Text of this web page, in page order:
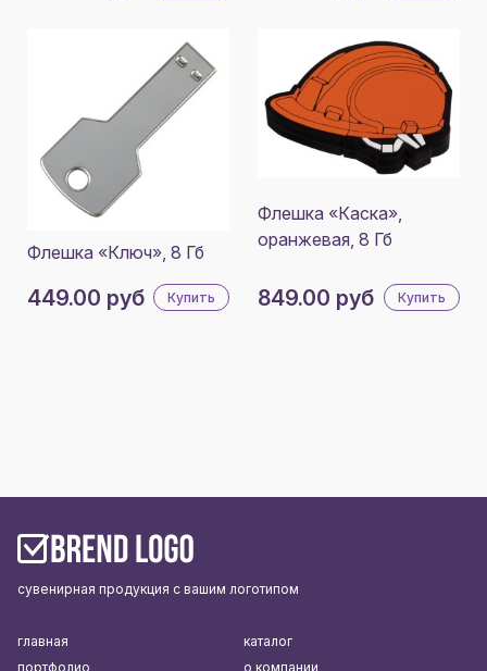
Флешка «Ключ», 8 Гб
449.00 руб Купить
Флешка «Каска»,
оранжевая, 8 Гб
849.00 руб Купить
сувенирная продукция с вашим логотипом
главная
каталог
портфолио
о компании